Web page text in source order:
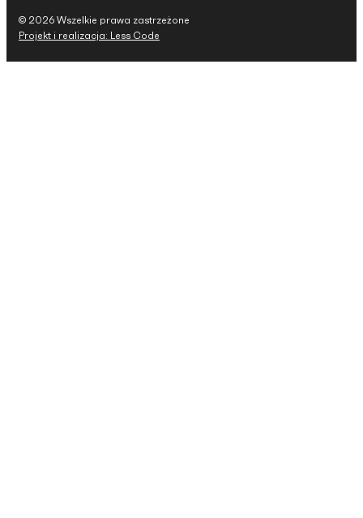
© 2026 Wszelkie prawa zastrzeżone
Projekt i realizacja: Less Code